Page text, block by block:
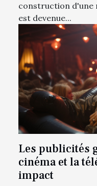
construction d'une
est devenue...
Les publicités
cinéma et la
impact